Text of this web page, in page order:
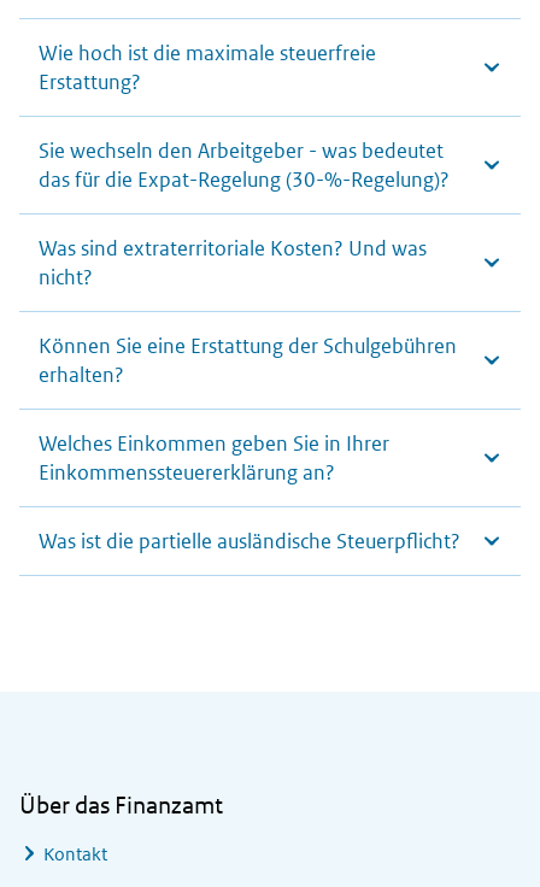
Wie hoch ist die maximale steuerfreie
Erstattung?
Sie wechseln den Arbeitgeber - was bedeutet
das für die Expat-Regelung (30-%-Regelung)?
Was sind extraterritoriale Kosten? Und was
nicht?
Können Sie eine Erstattung der Schulgebühren
erhalten?
Welches Einkommen geben Sie in Ihrer
Einkommenssteuererklärung an?
Was ist die partielle ausländische Steuerpflicht?
Über das Finanzamt
Kontakt